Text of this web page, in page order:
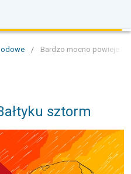
/ Bardzo mocno powieje.
sztorm